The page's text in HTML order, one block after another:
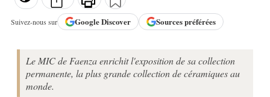
Suivez-nous sur GoogleDiscover Sources préférées
Le MIC de Faenza enrichit l'exposition de sa collection
permanente, la plus grande collection de céramiques au
monde.